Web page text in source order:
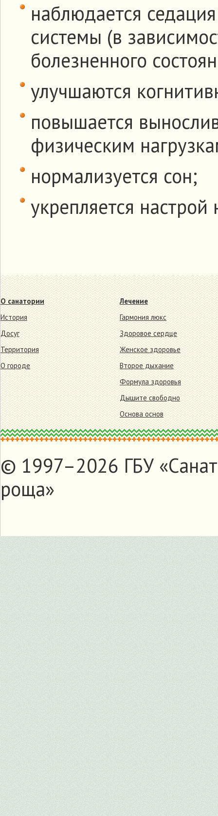
наблюдается
системы (в
болезненного
улучшаются
повышается
физическим
нормализуется сон;
укрепляется
О санатории
История
Досуг
Территория
О городе
Лечение
Гармония люкс
Здоровое сердце
Женское здоровье
Второе дыхание
Формула здоровья
Дышите свободно
Основа основ
© 1997–2026 ГБУ
роща»